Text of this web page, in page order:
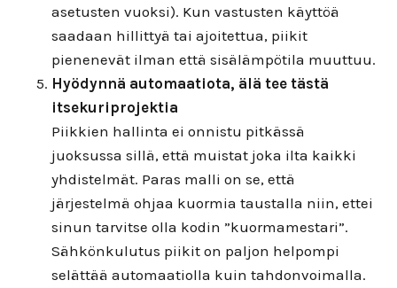
asetusten vuoksi). Kun vastusten käyttöä
saadaan hillittyä tai ajoitettua, piikit
pienenevät ilman että sisälämpötila muuttuu.
Hyödynnä automaatiota, älä tee tästä
itsekuriprojektia
Piikkien hallinta ei onnistu pitkässä
juoksussa sillä, että muistat joka ilta kaikki
yhdistelmät. Paras malli on se, että
järjestelmä ohjaa kuormia taustalla niin, ettei
sinun tarvitse olla kodin ”kuormamestari”.
Sähkönkulutus piikit on paljon helpompi
selättää automaatiolla kuin tahdonvoimalla.